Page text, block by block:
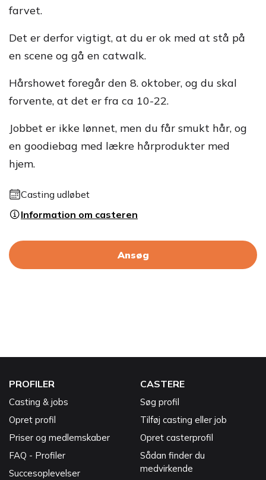
farvet.
Det er derfor vigtigt, at du er ok med at stå på
en scene og gå en catwalk.
Hårshowet foregår den 8. oktober, og du skal
forvente, at det er fra ca 10-22.
Jobbet er ikke lønnet, men du får smukt hår, og
en goodiebag med lækre hårprodukter med
hjem.
Casting udløbet
Information om casteren
Ansøg
PROFILER
Casting & jobs
Opret profil
Priser og medlemskaber
FAQ - Profiler
Succesoplevelser
CASTERE
Søg profil
Tilføj casting eller job
Opret casterprofil
Sådan finder du
medvirkende